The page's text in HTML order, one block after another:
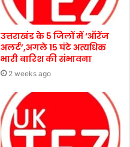
उत्तराखंड के 5 जिलों में ‘ऑरेंज
अलर्ट’,अगले 15 घंटे अत्यधिक
भारी बारिश की संभावना
2 weeks ago